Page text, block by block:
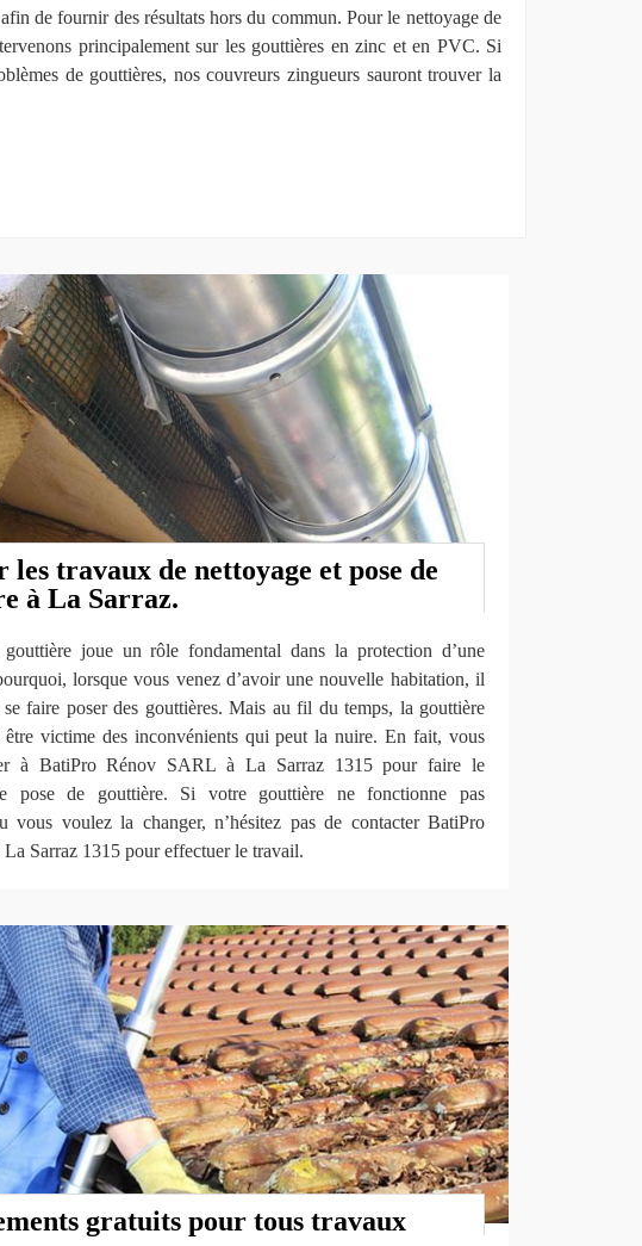
de fournir des résultats hors du commun. Pour le nettoyage de
principalement sur les gouttières en zinc et en PVC. Si
de gouttières, nos couvreurs zingueurs sauront trouver la
les travaux de nettoyage et pose de
à La Sarraz.
joue un rôle fondamental dans la protection d’une
lorsque vous venez d’avoir une nouvelle habitation, il
se faire poser des gouttières. Mais au fil du temps, la gouttière
être victime des inconvénients qui peut la nuire. En fait, vous
à BatiPro Rénov SARL à La Sarraz 1315 pour faire le
pose de gouttière. Si votre gouttière ne fonctionne pas
vous voulez la changer, n’hésitez pas de contacter BatiPro
Sarraz 1315 pour effectuer le travail.
gratuits pour tous travaux